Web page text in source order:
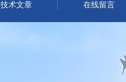
技术文章 在线留言